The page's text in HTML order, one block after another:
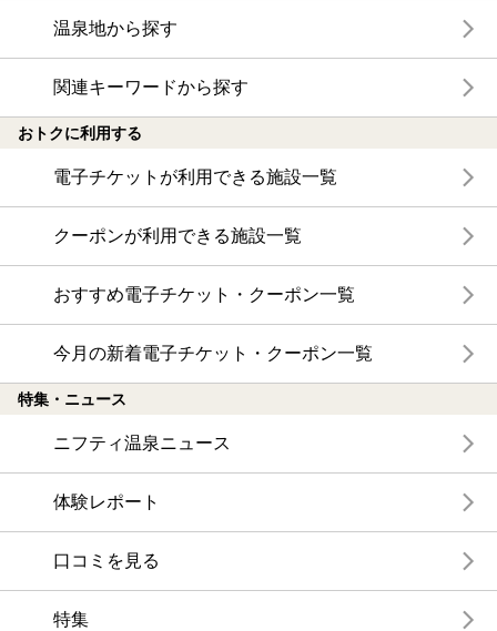
温泉地から探す
関連キーワードから探す
おトクに利用する
電子チケットが利用できる施設一覧
クーポンが利用できる施設一覧
おすすめ電子チケット・クーポン一覧
今月の新着電子チケット・クーポン一覧
特集・ニュース
ニフティ温泉ニュース
体験レポート
口コミを見る
特集